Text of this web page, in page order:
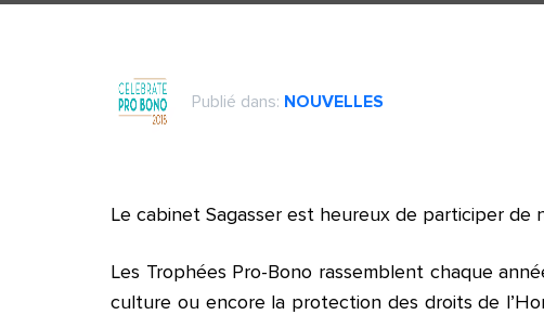
Publié dans: NOUVELLES
Le cabinet Sagasser est heureux de participer de
Les Trophées Pro-Bono rassemblent chaque
culture ou encore la protection des droits de